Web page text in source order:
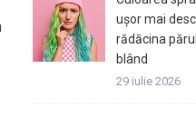
ușor mai
rădăcina
blând
29 iulie 2026